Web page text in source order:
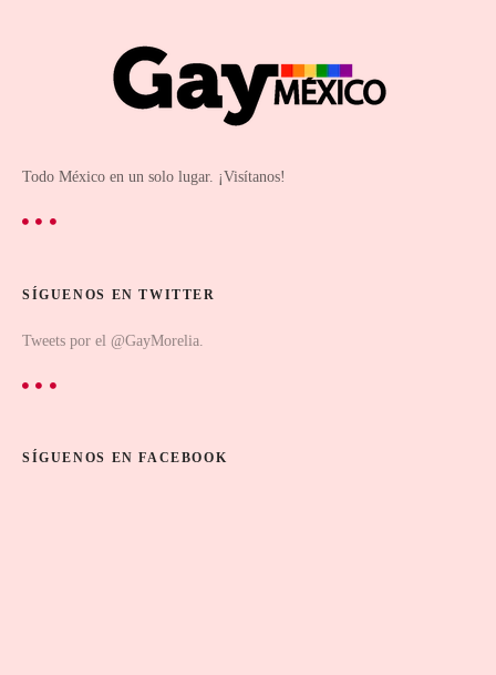
Todo México en un solo lugar. ¡Visítanos!
SÍGUENOS EN TWITTER
Tweets por el @GayMorelia.
SÍGUENOS EN FACEBOOK